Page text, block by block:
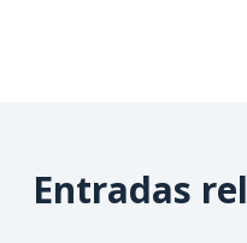
Entradas